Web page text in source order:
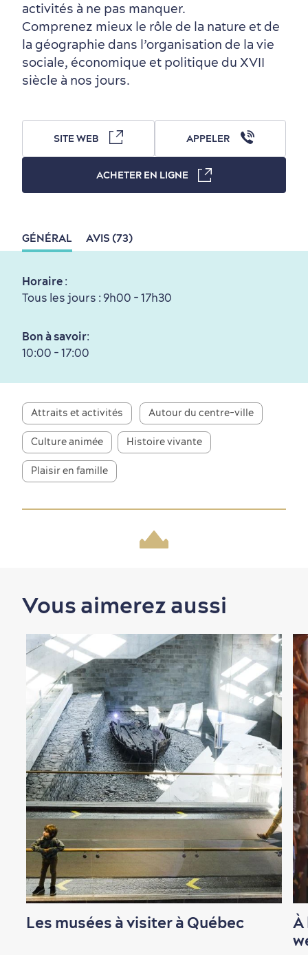
Autour du centre-ville
Tourisme responsable
Première visite
Activités en été
Événements
Histoire vivante
Nature à proximité
Magasinage
dans le Vieux-Québec
en famille
au petit-déjeuner
Hôtels écologiques
Rabais hôtels
Magazine Québec cité
Compensation carbone
Croisières internationales
activités à ne pas manquer.
Comprenez mieux le rôle de la nature et de
la géographie dans l’organisation de la vie
sociale, économique et politique du XVII
siècle à nos jours.
GÉNÉRAL AVIS (73)
Horaire :
Tous les jours : 9h00 - 17h30
Bon à savoir:
10:00 - 17:00
SITE WEB APPELER
ACHETER EN LIGNE
Attraits et activités Autour du centre-ville
Culture animée Histoire vivante
Plaisir en famille
Vous aimerez aussi
Les musées à visiter à Québec
À